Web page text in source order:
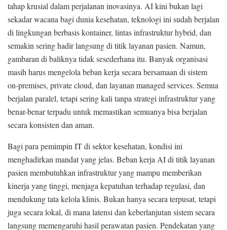
tahap krusial dalam perjalanan inovasinya. AI kini bukan lagi
sekadar wacana bagi dunia kesehatan, teknologi ini sudah berjalan
di lingkungan berbasis kontainer, lintas infrastruktur hybrid, dan
semakin sering hadir langsung di titik layanan pasien. Namun,
gambaran di baliknya tidak sesederhana itu. Banyak organisasi
masih harus mengelola beban kerja secara bersamaan di sistem
on-premises, private cloud, dan layanan managed services. Semua
berjalan paralel, tetapi sering kali tanpa strategi infrastruktur yang
benar-benar terpadu untuk memastikan semuanya bisa berjalan
secara konsisten dan aman.
Bagi para pemimpin IT di sektor kesehatan, kondisi ini
menghadirkan mandat yang jelas. Beban kerja AI di titik layanan
pasien membutuhkan infrastruktur yang mampu memberikan
kinerja yang tinggi, menjaga kepatuhan terhadap regulasi, dan
mendukung tata kelola klinis. Bukan hanya secara terpusat, tetapi
juga secara lokal, di mana latensi dan keberlanjutan sistem secara
langsung memengaruhi hasil perawatan pasien. Pendekatan yang